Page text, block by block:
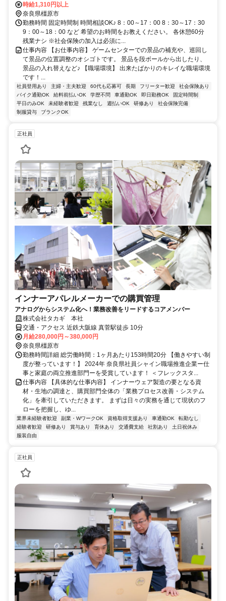
勤もOK 桜井市、天理市、磯城郡田原本町・大和高田市・高市郡高取
町、吉野郡大淀町からもアクセス良好です☆
時給1,310円以上
奈良県橿原市
勤務時間 固定時間制 時間相談OK♪ 8：00～17：00 8：30～17：30
9：00～18：00 など 希望のお時間をお教えください。 各休憩60分
残業ナシ ※社会保険の加入は必須に...
仕事内容 【お仕事内容】 ゲームセンターでの景品の補充や、巡回し
て景品の位置調整のオシゴトです。 景品を段ボールから出したり、
景品の入れ替えなど♪ 【職場環境】 出来たばかりのキレイな職場環境
です！...
社員登用あり 主婦・主夫歓迎 60代も応募可 長期 フリーター歓迎
社会保険あり
バイク通勤OK
給料前払いOK 学歴不問 車通勤OK 即日勤務OK
固定時間制
平日のみOK
未経験者歓迎 残業なし 週払いOK 研修あり
社会保険完備
制服貸与
ブランクOK
正社員
インナーアパレルメーカーでの購買管理
アナログからシステム化へ！業務改善をリードするコアメンバー
株式会社タカギ 本社
交通・アクセス 近鉄大阪線 真菅駅徒歩 10分
月給280,000円～380,000円
奈良県橿原市
勤務時間詳細 総労働時間：1ヶ月あたり153時間20分 【働きやすい制
度が整っています！】 2024年 奈良県社員シャイン職場推進企業ー仕
事と家庭の両立推進部門ーを受賞しています！ ＜フレックスタ...
仕事内容 【具体的な仕事内容】 インナーウェア製造の要となる資
材・生地の調達と、購買部門全体の「業務プロセス改善・システム
化」を牽引していただきます。 まずは日々の実務を通じて現状のフ
ローを把握し、ゆ...
業界未経験者歓迎 副業・WワークOK 資格取得支援あり 車通勤OK
転勤なし
経験者歓迎
研修あり 賞与あり 育休あり 交通費支給 社割あり
土日祝休み
服装自由
正社員